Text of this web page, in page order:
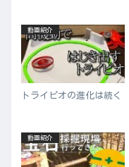
動画紹介
トライピオの進化は続く
動画紹介